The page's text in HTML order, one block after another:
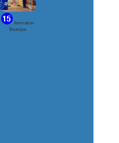
Animation
Boutique